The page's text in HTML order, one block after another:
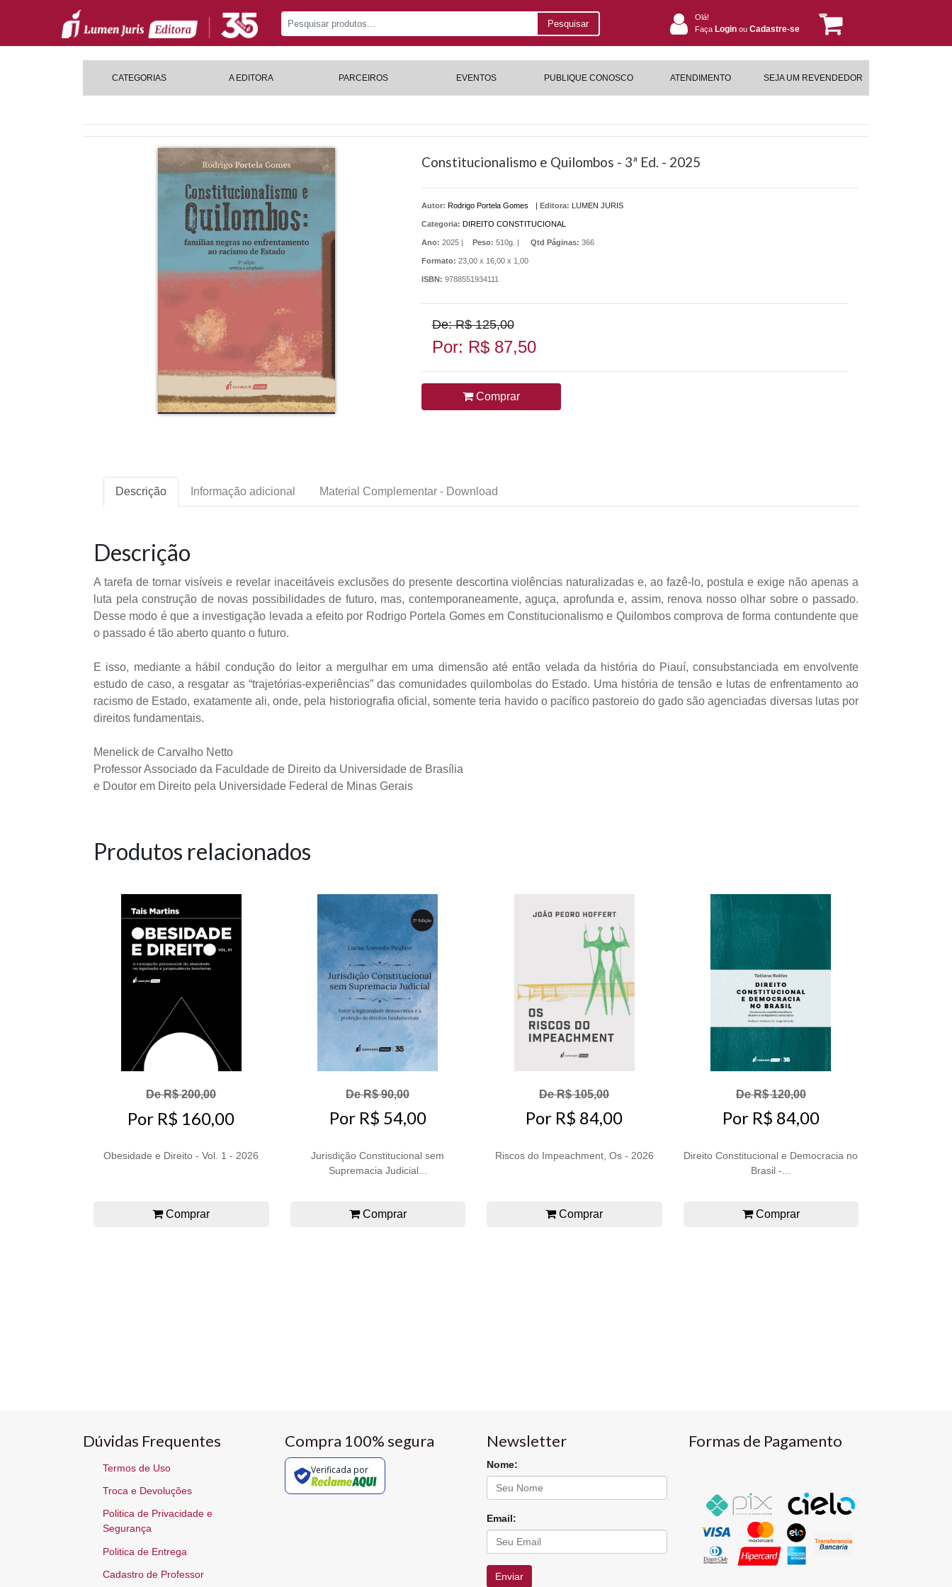
Pesquisar
Olá!
Faça Login ou Cadastre-se
CATEGORIAS A EDITORA PARCEIROS EVENTOS PUBLIQUE CONOSCO ATENDIMENTO SEJA UM REVENDEDOR
Constitucionalismo e Quilombos - 3ª Ed. - 2025
Autor: Rodrigo Portela Gomes | Editora: LUMEN JURIS
Categoria: DIREITO CONSTITUCIONAL
Ano: 2025 | Peso: 510g. | Qtd Páginas: 366
Formato: 23,00 x 16,00 x 1,00
ISBN: 9788551934111
De: R$ 125,00
Por: R$ 87,50
Comprar
Descrição Informação adicional Material Complementar - Download
Descrição
A tarefa de tornar visíveis e revelar inaceitáveis exclusões do presente descortina violências naturalizadas e, ao fazê-lo, postula e exige não apenas a
luta pela construção de novas possibilidades de futuro, mas, contemporaneamente, aguça, aprofunda e, assim, renova nosso olhar sobre o passado.
Desse modo é que a investigação levada a efeito por Rodrigo Portela Gomes em Constitucionalismo e Quilombos comprova de forma contundente que
o passado é tão aberto quanto o futuro.
E isso, mediante a hábil condução do leitor a mergulhar em uma dimensão até então velada da história do Piauí, consubstanciada em envolvente
estudo de caso, a resgatar as “trajetórias-experiências” das comunidades quilombolas do Estado. Uma história de tensão e lutas de enfrentamento ao
racismo de Estado, exatamente ali, onde, pela historiografia oficial, somente teria havido o pacífico pastoreio do gado são agenciadas diversas lutas por
direitos fundamentais.
Menelick de Carvalho Netto
Professor Associado da Faculdade de Direito da Universidade de Brasília
e Doutor em Direito pela Universidade Federal de Minas Gerais
Produtos relacionados
De R$ 200,00
Por R$ 160,00
Obesidade e Direito - Vol. 1 - 2026
Comprar
De R$ 90,00
Por R$ 54,00
Jurisdição Constitucional sem
Supremacia Judicial...
Comprar
De R$ 105,00
Por R$ 84,00
Riscos do Impeachment, Os - 2026
Comprar
De R$ 120,00
Por R$ 84,00
Direito Constitucional e Democracia no
Brasil -...
Comprar
Dúvidas Frequentes
Termos de Uso
Troca e Devoluções
Politica de Privacidade e
Segurança
Politica de Entrega
Cadastro de Professor
Compra 100% segura
Verificada por
Newsletter
Nome:
Email:
Enviar
Formas de Pagamento